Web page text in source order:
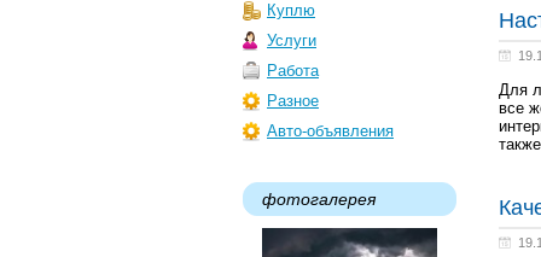
Куплю
Услуги
Работа
Разное
Авто-объявления
фотогалерея
Для
все